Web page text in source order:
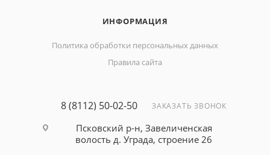
ИНФОРМАЦИЯ
Политика обработки персональных данных
Правила сайта
8 (8112) 50-02-50 ЗАКАЗАТЬ ЗВОНОК
Псковский р-н, Завеличенская
волость д. Уграда, строение 26